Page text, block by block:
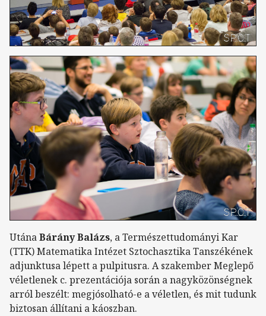
UtánaBárány Balázs, a Természettudományi Kar
(TTK) Matematika Intézet Sztochasztika Tanszékének
adjunktusa lépett a pulpitusra. A szakember Meglepő
véletlenek c. prezentációja során a nagyközönségnek
arról beszélt: megjósolható-e a véletlen, és mit tudunk
biztosan állítani a káoszban.